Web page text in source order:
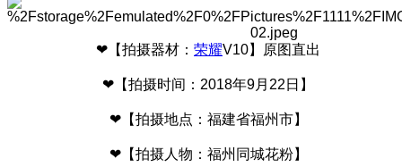
❤【拍摄器材： 荣耀V10】原图直出
❤【拍摄时间：2018年9月22日】
❤【拍摄地点：福建省福州市】
❤【拍摄人物：福州同城花粉】